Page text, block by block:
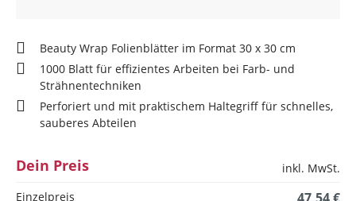
Beauty Wrap Folienblätter im Format 30 x 30 cm
1000 Blatt für effizientes Arbeiten bei Farb- und
Strähnentechniken
Perforiert und mit praktischem Haltegriff für schnelles,
sauberes Abteilen
Dein Preis
inkl. MwSt.
Einzelpreis
47,54 €